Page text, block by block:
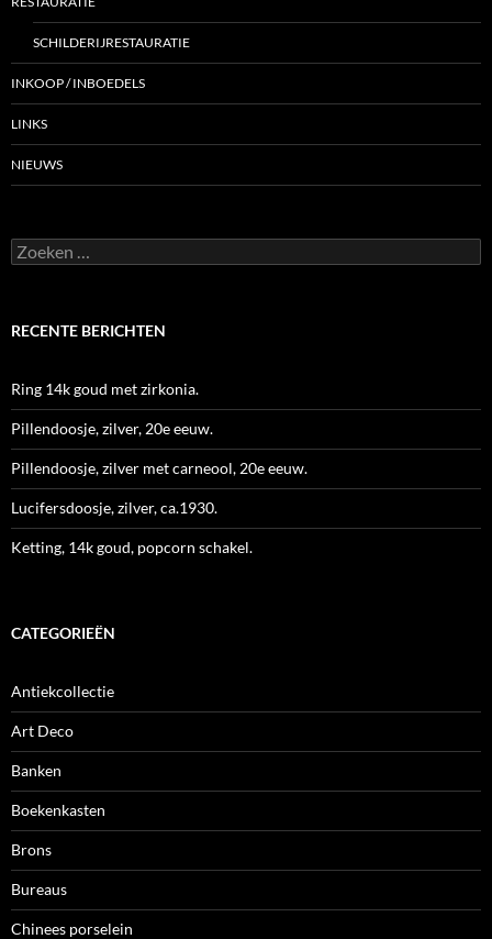
SCHILDERIJRESTAURATIE
INKOOP / INBOEDELS
LINKS
NIEUWS
Zoeken
naar:
RECENTE BERICHTEN
Ring 14k goud met zirkonia.
Pillendoosje, zilver, 20e eeuw.
Pillendoosje, zilver met carneool, 20e eeuw.
Lucifersdoosje, zilver, ca.1930.
Ketting, 14k goud, popcorn schakel.
CATEGORIEËN
Antiekcollectie
Art Deco
Banken
Boekenkasten
Brons
Bureaus
Chinees porselein